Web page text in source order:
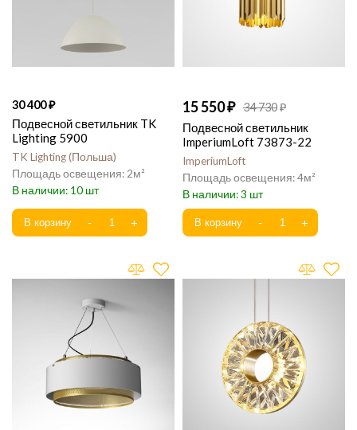
30 400
Подвесной светильник TK
Lighting 5900
TK Lighting Польша
2
10
15 550 34 730
Подвесной светильник
ImperiumLoft 73873-22
ImperiumLoft
4
3